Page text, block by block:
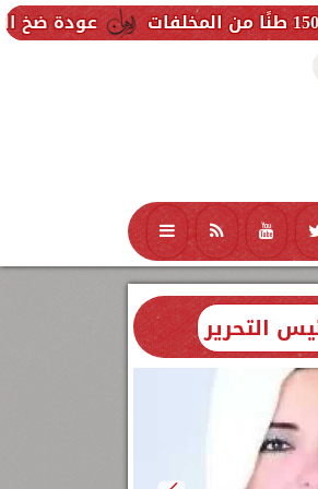
عودة ضخ المياه تدريجيًا
منوعات محافظات
التحرير